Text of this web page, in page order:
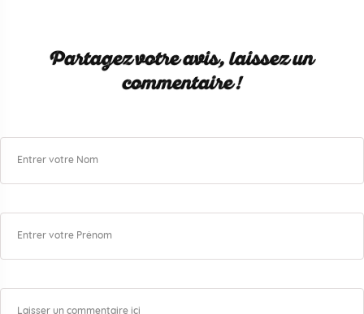
Partagez votre avis, laissez un
commentaire !